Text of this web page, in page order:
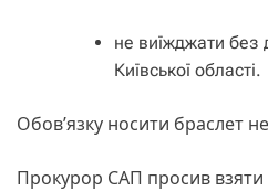
не виїжджати без
Київської області.
Обов’язку носити браслет
Прокурор САП просив взяти